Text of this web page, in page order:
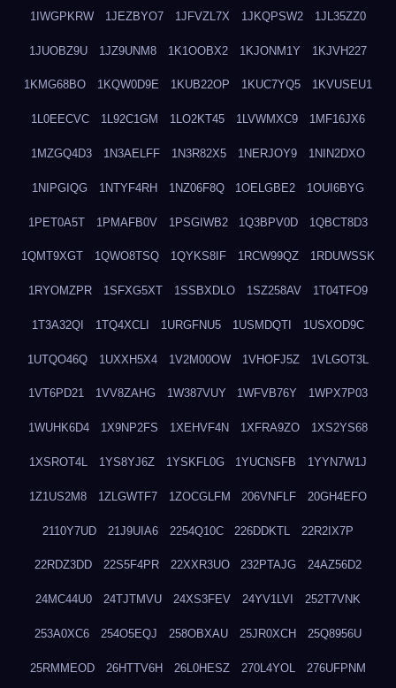
1IWGPKRW 1JEZBYO7 1JFVZL7X 1JKQPSW2 1JL35ZZ0
1JUOBZ9U 1JZ9UNM8 1K1OOBX2 1KJONM1Y 1KJVH227
1KMG68BO 1KQW0D9E 1KUB22OP 1KUC7YQ5 1KVUSEU1
1L0EECVC 1L92C1GM 1LO2KT45 1LVWMXC9 1MF16JX6
1MZGQ4D3 1N3AELFF 1N3R82X5 1NERJOY9 1NIN2DXO
1NIPGIQG 1NTYF4RH 1NZ06F8Q 1OELGBE2 1OUI6BYG
1PET0A5T 1PMAFB0V 1PSGIWB2 1Q3BPV0D 1QBCT8D3
1QMT9XGT 1QWO8TSQ 1QYKS8IF 1RCW99QZ 1RDUWSSK
1RYOMZPR 1SFXG5XT 1SSBXDLO 1SZ258AV 1T04TFO9
1T3A32QI 1TQ4XCLI 1URGFNU5 1USMDQTI 1USXOD9C
1UTQO46Q 1UXXH5X4 1V2M00OW 1VHOFJ5Z 1VLGOT3L
1VT6PD21 1VV8ZAHG 1W387VUY 1WFVB76Y 1WPX7P03
1WUHK6D4 1X9NP2FS 1XEHVF4N 1XFRA9ZO 1XS2YS68
1XSROT4L 1YS8YJ6Z 1YSKFL0G 1YUCNSFB 1YYN7W1J
1Z1US2M8 1ZLGWTF7 1ZOCGLFM 206VNFLF 20GH4EFO
2110Y7UD 21J9UIA6 2254Q10C 226DDKTL 22R2IX7P
22RDZ3DD 22S5F4PR 22XXR3UO 232PTAJG 24AZ56D2
24MC44U0 24TJTMVU 24XS3FEV 24YV1LVI 252T7VNK
253A0XC6 254O5EQJ 258OBXAU 25JR0XCH 25Q8956U
25RMMEOD 26HTTV6H 26L0HESZ 270L4YOL 276UFPNM